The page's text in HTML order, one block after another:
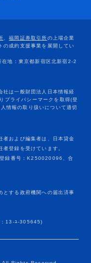
者および編集者は、日本貸金
登録を受けています。
録番号：K250020096、合
とする政府機関への届出済事
：13-ﾕ-305645)